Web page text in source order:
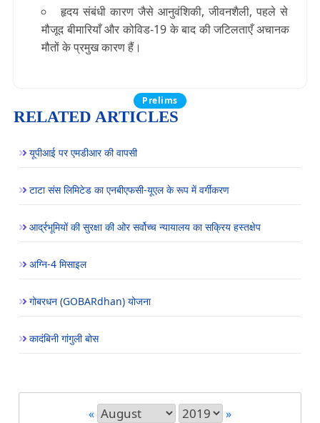
हृदय संबंधी कारण जैसे आनुवंशिकी, जीवनशैली, पहले से
मौजूद बीमारियाँ और कोविड-19 के बाद की जटिलताएँ अचानक
मौतों के प्रमुख कारण हैं।
Prelims
RELATED ARTICLES
यूपीआई पर एमडीआर की वापसी
टाटा संस लिमिटेड का एनबीएफसी-यूएल के रूप में वर्गीकरण
आर्द्रभूमियों की सुरक्षा की ओर सर्वोच्च न्यायालय का सक्रिय हस्तक्षेप
अग्नि-4 मिसाइल
गोबरधन (GOBARdhan) योजना
कादंबिनी गांगुली बोस
« »